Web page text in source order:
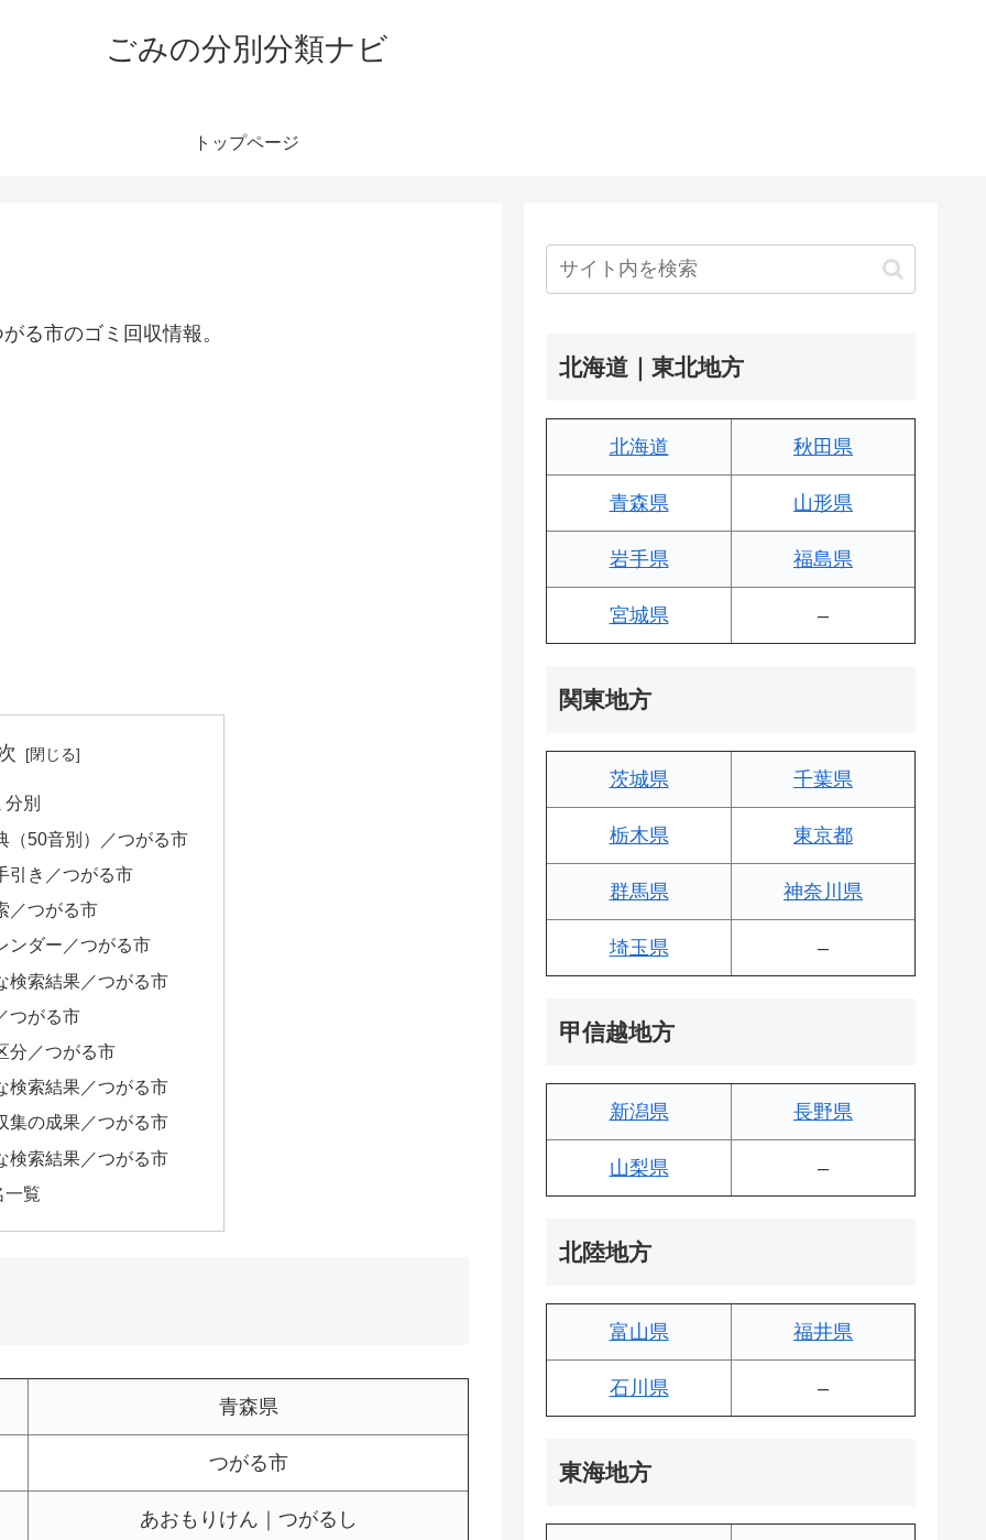
ごみの分別分類ナビ
トップページ
る市のゴミ回収情報。
別
（50音別）／つがる市
引き／つがる市
／つがる市
ンダー／つがる市
検索結果／つがる市
つがる市
分／つがる市
検索結果／つがる市
集の成果／つがる市
検索結果／つがる市
一覧
青森県
つがる市
あおもりけん｜つがるし
北海道｜東北地方
北海道 秋田県
青森県 山形県
岩手県 福島県
宮城県 –
関東地方
茨城県 千葉県
栃木県 東京都
群馬県 神奈川県
埼玉県 –
甲信越地方
新潟県 長野県
山梨県 –
北陸地方
富山県 福井県
石川県 –
東海地方